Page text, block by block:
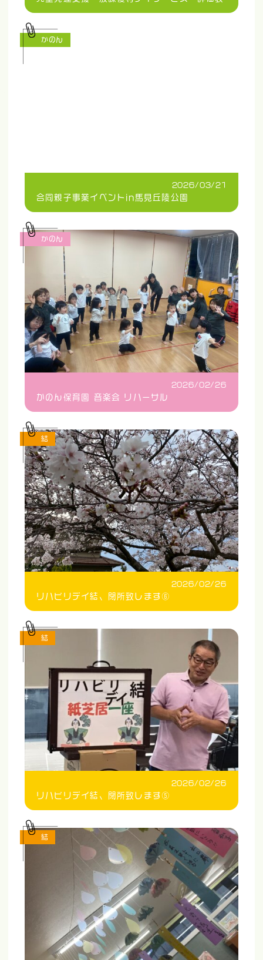
2026/03/21
合同親子事業イベントin馬見丘陵公園
かのん
2026/02/26
かのん保育園 音楽会 リハーサル
かのん
2026/02/26
リハビリデイ結、閉所致します⑥
結
2026/02/26
リハビリデイ結、閉所致します⑤
結
結